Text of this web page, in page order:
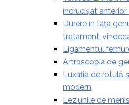
încrucișat anterior
Durere în fața
tratament,
Ligamentul
Artroscopia de
Luxația de rotulă
modern
Leziunile de